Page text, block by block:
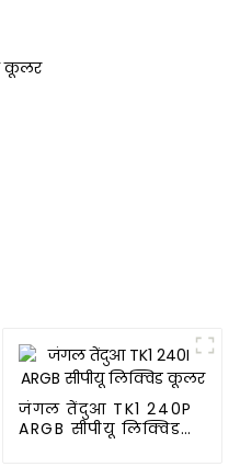
जंगल तेंदुआ TK1 240P
ARGB सीपीयू लिक्विड